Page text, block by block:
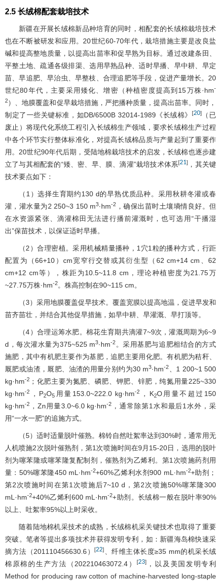
2.5 长绒棉配套栽培技术
新疆在开展长绒棉新品种培育的同时，相配套的长绒棉栽培技术
也在不断被研发和应用。20世纪60-70年代，栽培措施主要是改良盐
碱和提高整地质量，以提高出苗率和促早熟为目标。通过改建条田、
平整土地、疏通各级排渠、选用早熟品种、适时早播、早中耕、早定
苗、早追肥、早治虫、早整枝、合理追肥等手段，促进产量增长。20
世纪80年代，主要采用矮化、增密（种植密度提高到15万株·hm-
2）、地膜覆盖和促早栽培措施，严把播种质量，提高出苗率。同时，
制定了一些关键标准，如DB/6500B 32014-1989《长绒棉》
[20]（已
废止）将现代化系统工程引入长绒棉生产领域，要求长绒棉生产过程
中各个环节实行整体标准化，对提高长绒棉品质与产量起到了重要作
用。20世纪90年代后期，受陆地棉栽培技术的启发，长绒棉也逐步建
立了与其相配套的“矮、密、早、膜、滴灌”栽培技术体系[21] ，其关键
技术要点如下：
（1）选择生育期约130 d的早熟优质品种。采用秋耕冬灌或春
灌，灌水量为2 250~3 150 m3·hm-2 ，确保出苗时土壤墒情良好。但
在水资源紧张、滴灌棉田无法进行播前灌溉时，也可选用“干播湿
出”保苗技术，以保证适时早播。
（2）合理密植。采用机械精量播种，1穴1粒的播种方式，行距
配置为（66+10）cm宽窄行交替或其衍生型（62 cm+14 cm、62
cm+12 cm等），株距为10.5~11.8 cm，理论种植密度为21.75万
~27.75万株·hm-2。株高控制在90~115 cm。
（3）采用地膜覆盖促早技术。覆盖宽膜以提高地温，促进早发和
苗齐苗壮，并结合其他促早措施，如早中耕、早灌溉、早打顶等。
（4）合理运筹水肥。棉花生育期共滴灌7~9次，灌溉周期为6~9
d，每次灌水量为375~525 m3·hm-2。采用基肥与追肥相结合的方式
施肥，其中有机肥主要作为基肥，追肥主要用化肥。有机肥为秸秆、
厩肥或油渣，厩肥、油渣的用量分别约为30 m3·hm-2、1 200~1 500
kg·hm-2 ；化肥主要为氮肥、磷肥、钾肥、锌肥，纯氮用量225~330
kg·hm-2 ，P2O5 用量153.0~222.0 kg·hm-2 ，K2O用量不超过150
kg·hm-2 ，Zn用量3.0~6.0 kg·hm-2 ，通常除第1水和最后1水外，采
用“一水一肥”的追施方式。
（5）适时适量脱叶催熟。棉铃自然吐絮率达到30%时，通常用无
人机喷施2次脱叶催熟剂，第1次喷施时间在9月15-20日，选用的脱叶
剂为噻苯隆或噻苯隆复配制剂，催熟剂为乙烯利。第1次喷施药剂用
量：50%噻苯隆450 mL·hm-2+60%乙烯利水剂900 mL·hm-2+助剂；
第2次喷施时间在第1次喷施后7~10 d，第2次喷施50%噻苯隆300
mL·hm-2+40%乙烯利600 mL·hm-2+助剂。长绒棉一般在脱叶率90%
以上、吐絮率95%以上时采收。
随着陆地棉机采技术的成熟，长绒棉机采关键技术也取得了重要
突破。笔者等提出多项技术并获得发明专利，如：新疆海岛棉快速采
摘方法（201110456630.6）
[22]、纤维主体长度≥35 mm的机采长绒
棉原棉的生产方法（202210463072.4）
[23]，以及美国发明专利
Method for producing raw cotton of machine-harvested long-staple